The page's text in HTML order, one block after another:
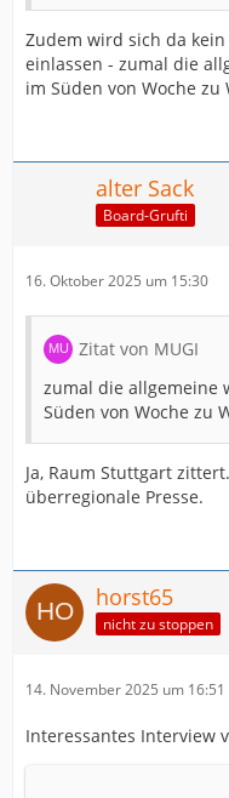
Zudem wird sich da
einlassen - zumal die
im Süden von Woche
alter Sack
Board-Grufti
16. Oktober 2025 um 15:30
Zitat von MUGI
zumal die allgemeine
Süden von Woche zu
Ja, Raum Stuttgart
überregionale Presse.
horst65
nicht zu stoppen
14. November 2025 um 16:51
Interessantes Interview